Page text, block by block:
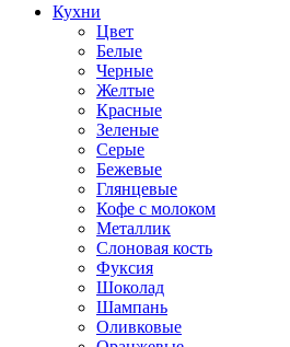
Кухни
Цвет
Белые
Черные
Желтые
Красные
Зеленые
Серые
Бежевые
Глянцевые
Кофе с молоком
Металлик
Слоновая кость
Фуксия
Шоколад
Шампань
Оливковые